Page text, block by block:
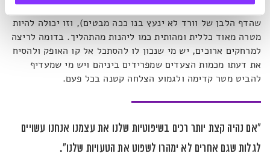
להתחיל, כמו למשל עמוד שער לעבודה שעלינו להגיש (ורק
שהדף הלבן של וורד לא ינעץ בנו ככה מבטים), וזו יכולה להיות
מטרה מאוד כללית ומהותית כמו ליהנות מהתהליך. בדומה לריצה
למרחקים ארוכים, יש מי שנכון לו להסתכל אל קו האופק ולהסיח
את דעתו מכמות הצעדים שמפרידים ביניהם ויש מי שמעדיף
להביט מטר קדימה ולגמוע הצלחה קטנה בכל פעם.
"אם נהיה קצת יותר רכים בשיפוטיות שלנו את עצמנו אנחנו עשויים
לגלות שגם אחרים לא ימהרו לשפוט את הטעויות שלנו".